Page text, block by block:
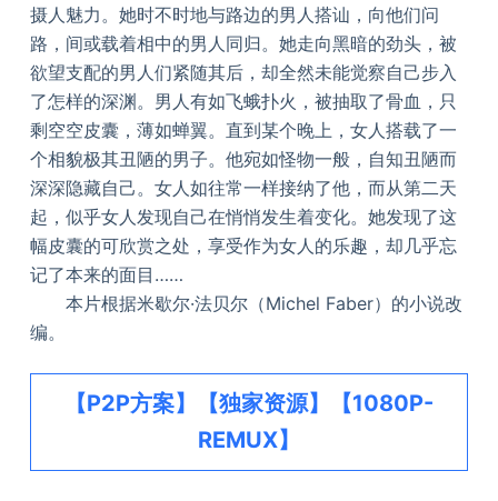
摄人魅力。她时不时地与路边的男人搭讪，向他们问
路，间或载着相中的男人同归。她走向黑暗的劲头，被
欲望支配的男人们紧随其后，却全然未能觉察自己步入
了怎样的深渊。男人有如飞蛾扑火，被抽取了骨血，只
剩空空皮囊，薄如蝉翼。直到某个晚上，女人搭载了一
个相貌极其丑陋的男子。他宛如怪物一般，自知丑陋而
深深隐藏自己。女人如往常一样接纳了他，而从第二天
起，似乎女人发现自己在悄悄发生着变化。她发现了这
幅皮囊的可欣赏之处，享受作为女人的乐趣，却几乎忘
记了本来的面目……
本片根据米歇尔·法贝尔（Michel Faber）的小说改
编。
【P2P方案】【独家资源】【1080P-
REMUX】